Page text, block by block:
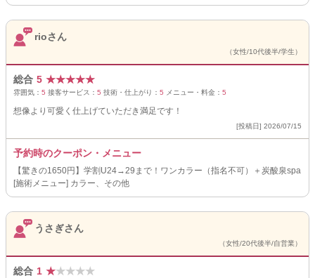
rioさん
（女性/10代後半/学生）
総合 5 ★★★★★
雰囲気： 5 接客サービス： 5 技術・仕上がり： 5 メニュー・料金： 5
想像より可愛く仕上げていただき満足です！
[投稿日] 2026/07/15
予約時のクーポン・メニュー
【驚きの1650円】学割U24→29まで！ワンカラー（指名不可）＋炭酸泉spa
[施術メニュー] カラー、その他
うさぎさん
（女性/20代後半/自営業）
総合 1 ★★★★★